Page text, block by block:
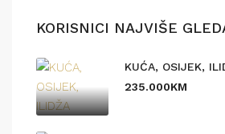
KORISNICI NAJVIŠE
KUĆA, OSIJEK,
235.000KM